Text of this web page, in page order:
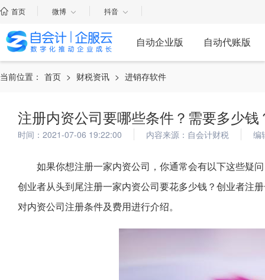
首页 微博 抖音
自动企业版 自动代账版
当前位置： 首页 > 财税资讯 > 进销存软件
注册内资公司要哪些条件？需要多少钱
时间：2021-07-06 19:22:00 内容来源：自会计财税 编
如果你想注册一家内资公司，你通常会有以下这些疑
创业者从头到尾注册一家内资公司要花多少钱？创业者注
对内资公司注册条件及费用进行介绍。